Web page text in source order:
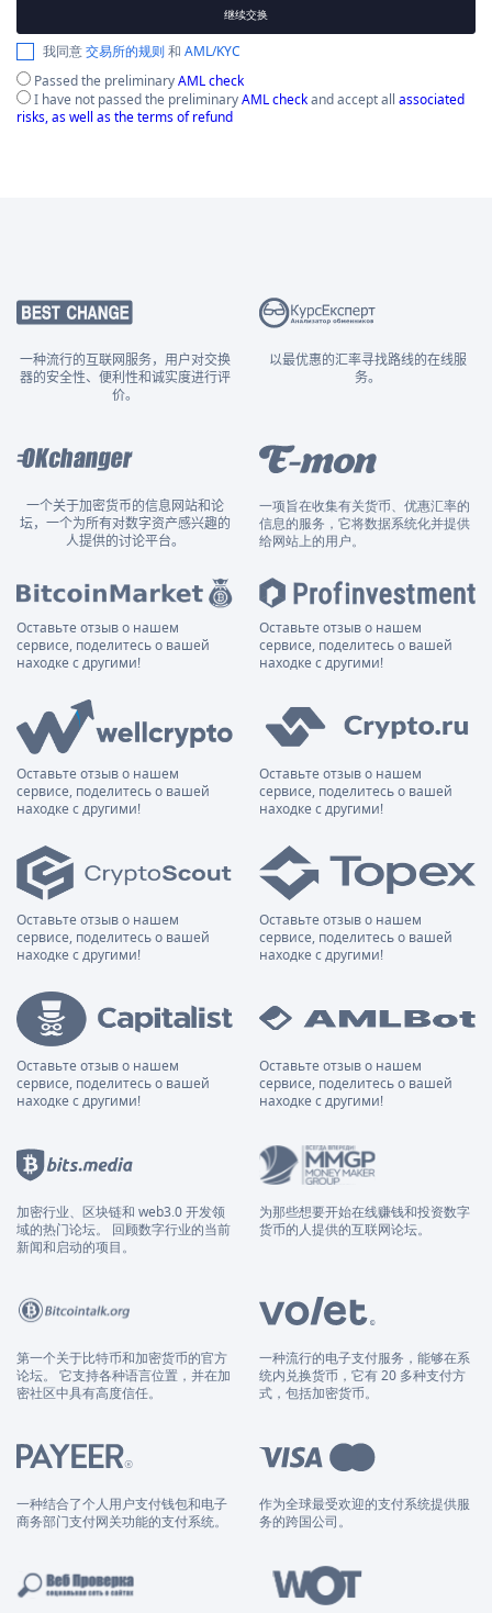
继续交换
我同意交易所的规则和 AML/KYC
Passed the preliminaryAML check
I have not passed the preliminaryAML checkand accept all associated
risks, as well as the terms of refund
一种流行的互联网服务，用户对交换
器的安全性、便利性和诚实度进行评
价。
以最优惠的汇率寻找路线的在线服
务。
一个关于加密货币的信息网站和论
坛，一个为所有对数字资产感兴趣的
人提供的讨论平台。
一项旨在收集有关货币、优惠汇率的
信息的服务，它将数据系统化并提供
给网站上的用户。
Оставьте отзыв о нашем
сервисе, поделитесь о вашей
находке с другими!
Оставьте отзыв о нашем
сервисе, поделитесь о вашей
находке с другими!
Оставьте отзыв о нашем
сервисе, поделитесь о вашей
находке с другими!
Оставьте отзыв о нашем
сервисе, поделитесь о вашей
находке с другими!
Оставьте отзыв о нашем
сервисе, поделитесь о вашей
находке с другими!
Оставьте отзыв о нашем
сервисе, поделитесь о вашей
находке с другими!
Оставьте отзыв о нашем
сервисе, поделитесь о вашей
находке с другими!
Оставьте отзыв о нашем
сервисе, поделитесь о вашей
находке с другими!
加密行业、区块链和 web3.0 开发领
域的热门论坛。 回顾数字行业的当前
新闻和启动的项目。
为那些想要开始在线赚钱和投资数字
货币的人提供的互联网论坛。
第一个关于比特币和加密货币的官方
论坛。 它支持各种语言位置，并在加
密社区中具有高度信任。
一种流行的电子支付服务，能够在系
统内兑换货币，它有 20 多种支付方
式，包括加密货币。
一种结合了个人用户支付钱包和电子
商务部门支付网关功能的支付系统。
作为全球最受欢迎的支付系统提供服
务的跨国公司。